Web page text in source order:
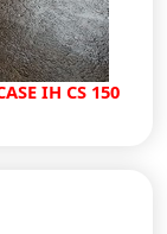
IH CS 150